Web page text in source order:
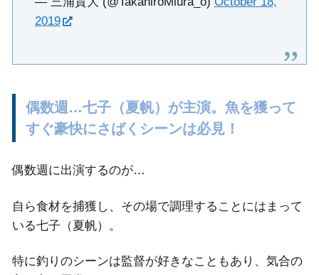
2019
偶数週…七子（夏帆）が主演。魚を獲って
すぐ豪快にさばくシーンは必見！
偶数週に出演するのが…
自ら食材を捕獲し、その場で調理することにはまって
いる七子（夏帆）。
特に釣りのシーンは監督が好きなこともあり、気合の